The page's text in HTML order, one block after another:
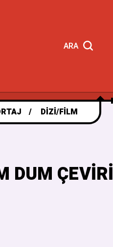
ARA
DIZI/FILM
DUM ÇEVIRI